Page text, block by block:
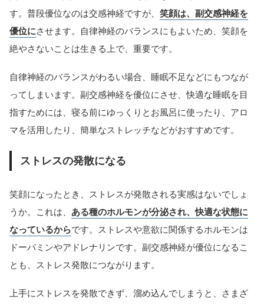
す。普段優位なのは交感神経ですが、 笑顔は、副交感神経を
優位にさせます。自律神経のバランスにもよいため、笑顔を
絶やさないことは生きる上で、重要です。
自律神経のバランスがわるい場合、睡眠不足などにもつなが
ってしまいます。副交感神経を優位にさせ、快適な睡眠を目
指すためには、寝る前にゆっくりとお風呂に使ったり、アロ
マを活用したり、簡単なストレッチなどがおすすめです。
ストレスの発散になる
笑顔になったとき、ストレスが発散される実感はないでしょ
うか。これは、 ある種のホルモンが分泌され、快適な状態に
なっているからです。ストレスや意欲に関係するホルモンは
ドーパミンやアドレナリンです。副交感神経が優位になるこ
とも、ストレス発散につながります。
上手にストレスを発散できず、溜め込んでしまうと、さまざ